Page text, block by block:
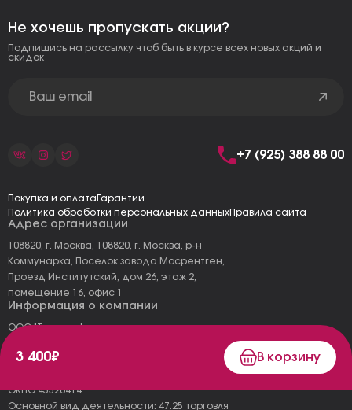
3 400₽ В корзину
Адрес организации
108820, г. Москва, 108820, г. Москва, р-н
Коммунарка, Поселок завода Мосрентген,
Проезд Институтский, дом 26, этаж 2,
помещение 16, офис 1
Информация о компании
ООО "Тоскана"
КПП: 775101001
ОКПО 45326414
Основной вид деятельности: 47.25 торговля
Не хочешь пропускать акции?
Подпишись на рассылку чтоб быть в курсе всех новых акций и
скидок
+7 (925) 388 88 00
Покупка и оплата Гарантии
Политика обработки персональных данныхПравила сайта